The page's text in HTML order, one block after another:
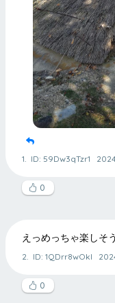
1. ID: 59Dw3qTzr1
0
えっめっちゃ楽しそ
2. ID: 1QDrr8wOkI
0